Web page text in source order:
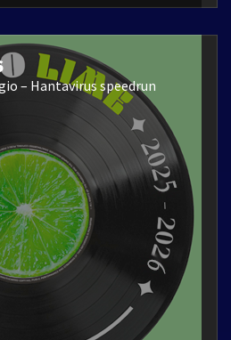
– Hantavirus speedrun